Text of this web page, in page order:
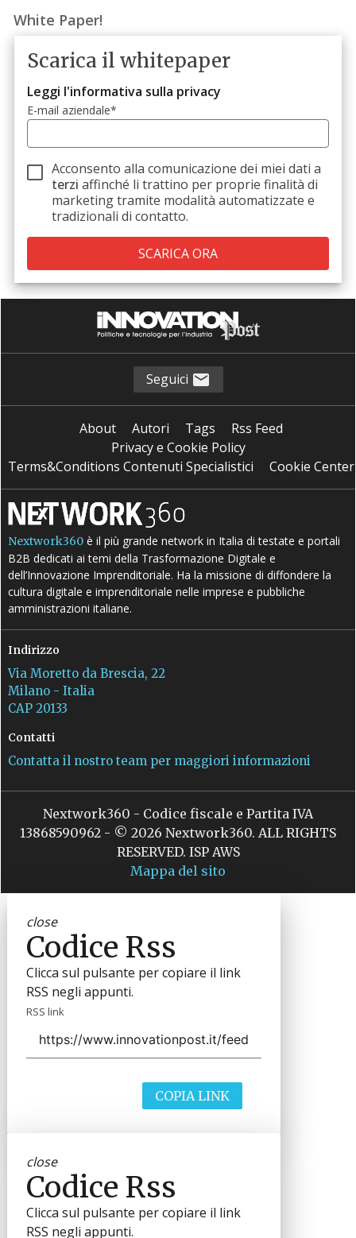
White Paper!
Scarica il whitepaper
Leggi l'informativa sulla privacy
E-mail aziendale*
Acconsento alla comunicazione dei miei dati a
terzi affinché li trattino per proprie finalità di
marketing tramite modalità automatizzate e
tradizionali di contatto.
Seguici
About Autori Tags
Rss Feed
Privacy e Cookie Policy
Terms&Conditions Contenuti Specialistici
Cookie Center
Nextwork360 è il più grande network in Italia di testate e portali
B2B dedicati ai temi della Trasformazione Digitale e
dell’Innovazione Imprenditoriale. Ha la missione di diffondere la
cultura digitale e imprenditoriale nelle imprese e pubbliche
amministrazioni italiane.
Indirizzo
Via Moretto da Brescia, 22
Milano - Italia
CAP 20133
Contatti
Contatta il nostro team per maggiori informazioni
Nextwork360 - Codice fiscale e Partita IVA
13868590962 - © 2026 Nextwork360. ALL RIGHTS
RESERVED. ISP AWS
Mappa del sito
close
Codice Rss
Clicca sul pulsante per copiare il link
RSS negli appunti.
RSS link
COPIA LINK
close
Codice Rss
Clicca sul pulsante per copiare il link
RSS negli appunti.